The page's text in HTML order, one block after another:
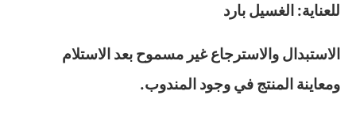
للعناية: الغسيل بارد
الاستبدال والاسترجاع غير مسموح بعد الاستلام
ومعاينة المنتج في وجود المندوب.